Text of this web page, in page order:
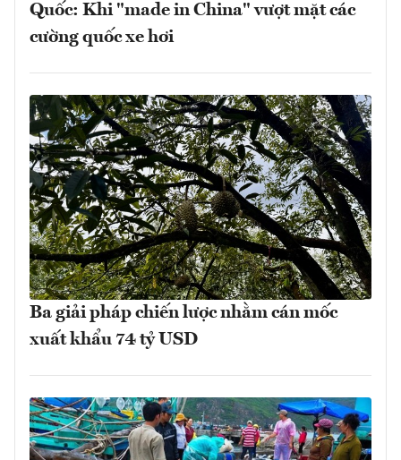
Quốc: Khi "made in China" vượt mặt các
cường quốc xe hơi
Ba giải pháp chiến lược nhằm cán mốc
xuất khẩu 74 tỷ USD